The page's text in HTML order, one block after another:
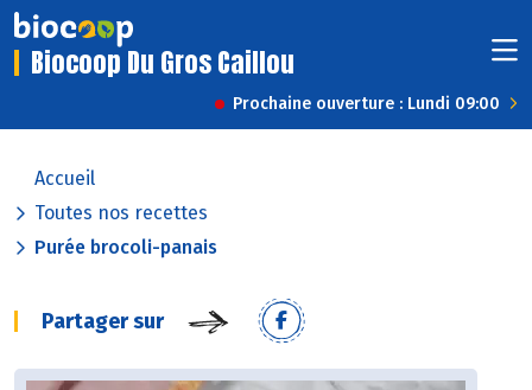
Biocoop Du Gros Caillou
Prochaine ouverture : Lundi 09:00
Accueil
Toutes nos recettes
Purée brocoli-panais
Partager sur